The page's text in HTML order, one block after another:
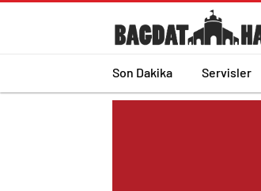
Son Dakika Servisler